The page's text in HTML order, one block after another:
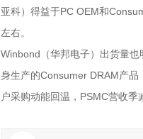
亚科）得益于PC OEM和
左右。
Winbond（华邦电子）出货量
身生产的Consumer DRAM产
户采购动能回温，PSMC营收季